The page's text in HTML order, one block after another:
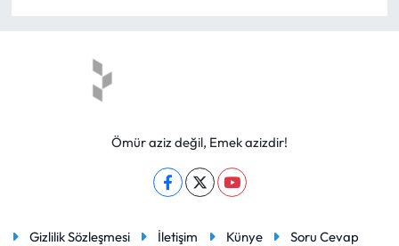
Ömür aziz değil, Emek azizdir!
Gizlilik Sözleşmesi İletişim Künye Soru Cevap